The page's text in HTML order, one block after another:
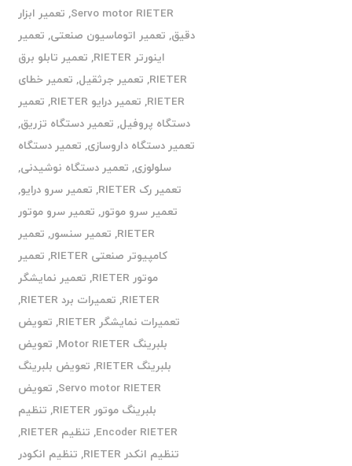
Servo motor RIETER
, تعمیر ابزار
دقیق, تعمیر اتوماسیون صنعتی, تعمیر
اینورتر RIETER
, تعمیر تابلو برق
RIETER
, تعمیر جرثقیل, تعمیر خطای
RIETER
, تعمیر درایو RIETER , تعمیر
دستگاه پروفیل, تعمیر دستگاه تزریق,
تعمیر دستگاه داروسازی, تعمیر دستگاه
سلولوزی, تعمیر دستگاه نوشیدنی,
تعمیر رک RIETER
, تعمیر سرو درایو,
تعمیر سرو موتور, تعمیر سرو موتور
RIETER
, تعمیر سنسور, تعمیر
کامپیوتر صنعتی RIETER
, تعمیر
موتور RIETER
, تعمیر نمایشگر
RIETER
, تعمیرات برد RIETER
,
تعمیرات نمایشگر RIETER
, تعویض
بلبرینگ Motor RIETER
, تعویض
بلبرینگ RIETER
, تعویض بلبرینگ
Servo motor RIETER
, تعویض
بلبرینگ موتور RIETER
, تنظیم
Encoder RIETER
, تنظیم RIETER
,
تنظیم انکدر RIETER
, تنظیم انکودر